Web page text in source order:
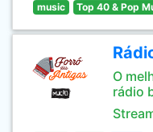
music Top 40 & Pop
O
rádio